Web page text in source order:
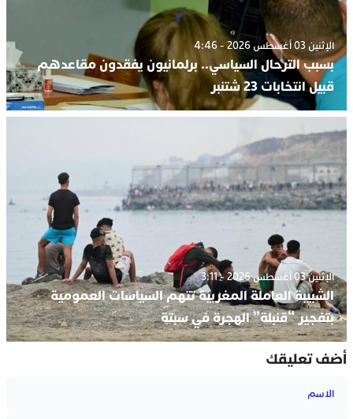
الإثنين 03 أغسطس 2026 - 4:46
بسبب الترحال السياسي.. برلمانيون يفقدون مقاعدهم
قبيل انتخابات 23 شتنبر
الإثنين 03 أغسطس 2026 - 3:11
الشبيبة العاملة المغربية تتهم السياسات العمومية
بتفجير “قنبلة” الهجرة في سبتة
أضف تعليقك